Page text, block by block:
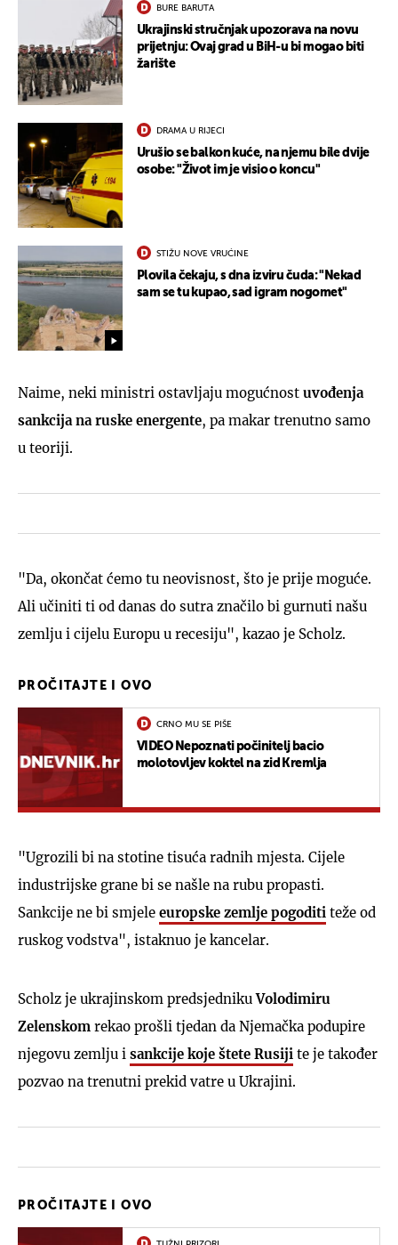
BURE BARUTA
Ukrajinski stručnjak upozorava na novu
prijetnju: Ovaj grad u BiH-u bi mogao biti
žarište
DRAMA U RIJECI
Urušio se balkon kuće, na njemu bile dvije
osobe: "Život im je visio o koncu"
STIŽU NOVE VRUĆINE
Plovila čekaju, s dna izviru čuda: "Nekad
sam se tu kupao, sad igram nogomet"
Naime, neki ministri ostavljaju mogućnost uvođenja
sankcija na ruske energente, pa makar trenutno samo
u teoriji.
"Da, okončat ćemo tu neovisnost, što je prije moguće.
Ali učiniti ti od danas do sutra značilo bi gurnuti našu
zemlju i cijelu Europu u recesiju", kazao je Scholz.
PROČITAJTE I OVO
CRNO MU SE PIŠE
VIDEO Nepoznati počinitelj bacio
molotovljev koktel na zid Kremlja
"Ugrozili bi na stotine tisuća radnih mjesta. Cijele
industrijske grane bi se našle na rubu propasti.
Sankcije ne bi smjele europske zemlje pogoditi teže od
ruskog vodstva", istaknuo je kancelar.
Scholz je ukrajinskom predsjednikuVolodimiru
Zelenskom rekao prošli tjedan da Njemačka podupire
njegovu zemlju i sankcije koje štete Rusiji te je također
pozvao na trenutni prekid vatre u Ukrajini.
PROČITAJTE I OVO